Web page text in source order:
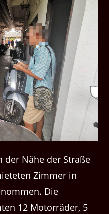
der Nähe der Straße
Zimmer in
Die
12 Motorräder, 5